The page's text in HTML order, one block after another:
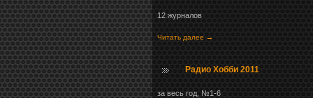
12 журналов
Читать далее →
Радио Хобби 2011
за весь год, №1-6